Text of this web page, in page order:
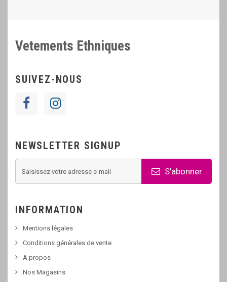
Vetements Ethniques
SUIVEZ-NOUS
NEWSLETTER SIGNUP
S'abonner
INFORMATION
Mentions légales
Conditions générales de vente
A propos
Nos Magasins